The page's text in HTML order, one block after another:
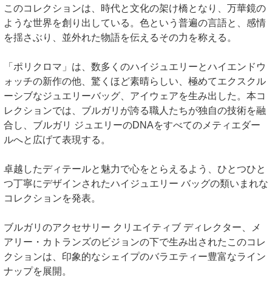
このコレクションは、時代と文化の架け橋となり、万華鏡の
ような世界を創り出している。色という普遍の言語と、感情
を揺さぶり、並外れた物語を伝えるその力を称える。
「ポリクロマ」は、数多くのハイジュエリーとハイエンドウ
ォッチの新作の他、驚くほど素晴らしい、極めてエクスクル
ーシブなジュエリーバッグ、アイウェアを生み出した。本コ
レクションでは、ブルガリが誇る職人たちが独自の技術を融
合し、ブルガリ ジュエリーのDNAをすべてのメティエダー
ルへと広げて表現する。
卓越したディテールと魅力で心をとらえるよう、ひとつひと
つ丁寧にデザインされたハイジュエリー バッグの類いまれな
コレクションを発表。
ブルガリのアクセサリー クリエイティブ ディレクター、メ
アリー・カトランズのビジョンの下で生み出されたこのコレ
クションは、印象的なシェイプのバラエティー豊富なライン
ナップを展開。